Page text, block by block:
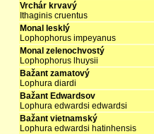
Vrchár krvavý
Ithaginis cruentus
Monal lesklý
Lophophorus impeyanus
Monal zelenochvostý
Lophophorus lhuysii
Bažant zamatový
Lophura diardi
Bažant Edwardsov
Lophura edwardsi edwardsi
Bažant vietnamský
Lophura edwardsi hatinhensis